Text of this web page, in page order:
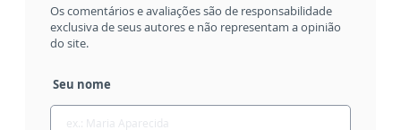
Os comentários e avaliações são de responsabilidade
exclusiva de seus autores e não representam a opinião
do site.
Seu nome